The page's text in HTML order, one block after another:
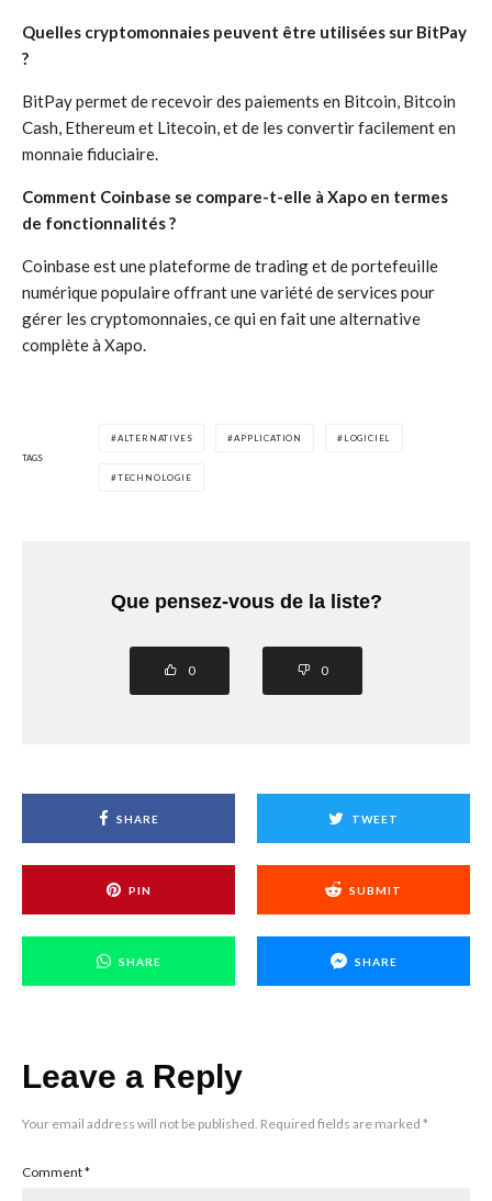
Quelles cryptomonnaies peuvent être utilisées sur BitPay
?
BitPay permet de recevoir des paiements en Bitcoin, Bitcoin
Cash, Ethereum et Litecoin, et de les convertir facilement en
monnaie fiduciaire.
Comment Coinbase se compare-t-elle à Xapo en termes
de fonctionnalités ?
Coinbase est une plateforme de trading et de portefeuille
numérique populaire offrant une variété de services pour
gérer les cryptomonnaies, ce qui en fait une alternative
complète à Xapo.
TAGS
ALTERNATIVES APPLICATION LOGICIEL
TECHNOLOGIE
Que pensez-vous de la liste?
0 0
SHARE TWEET
PIN SUBMIT
SHARE SHARE
Leave a Reply
Your email address will not be published. Required fields are marked *
Comment*